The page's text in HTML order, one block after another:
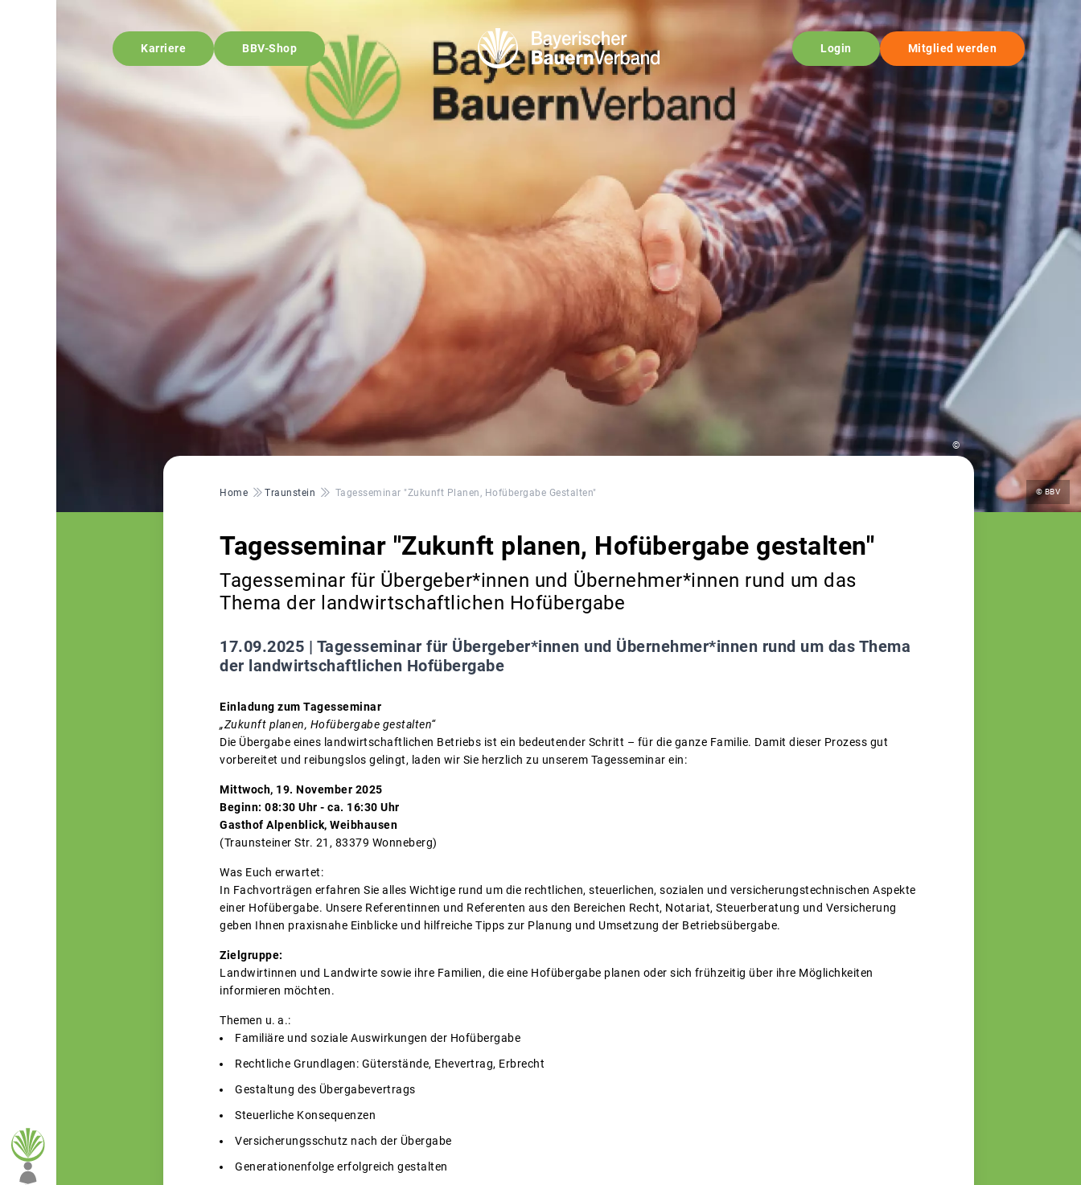
Karriere BBV-Shop Login Mitglied werden
© BBV
©
Pfadnavigation
Home Traunstein Tagesseminar "Zukunft Planen, Hofübergabe Gestalten"
Tagesseminar "Zukunft planen, Hofübergabe gestalten"
Tagesseminar für Übergeber*innen und Übernehmer*innen rund um das
Thema der landwirtschaftlichen Hofübergabe
17.09.2025 | Tagesseminar für Übergeber*innen und Übernehmer*innen rund um das Thema
der landwirtschaftlichen Hofübergabe
Einladung zum Tagesseminar
„Zukunft planen, Hofübergabe gestalten“
Die Übergabe eines landwirtschaftlichen Betriebs ist ein bedeutender Schritt – für die ganze Familie. Damit dieser Prozess gut
vorbereitet und reibungslos gelingt, laden wir Sie herzlich zu unserem Tagesseminar ein:
Mittwoch, 19. November 2025
Beginn: 08:30 Uhr - ca. 16:30 Uhr
Gasthof Alpenblick, Weibhausen
(Traunsteiner Str. 21, 83379 Wonneberg)
Was Euch erwartet:
In Fachvorträgen erfahren Sie alles Wichtige rund um die rechtlichen, steuerlichen, sozialen und versicherungstechnischen Aspekte
einer Hofübergabe. Unsere Referentinnen und Referenten aus den Bereichen Recht, Notariat, Steuerberatung und Versicherung
geben Ihnen praxisnahe Einblicke und hilfreiche Tipps zur Planung und Umsetzung der Betriebsübergabe.
Zielgruppe:
Landwirtinnen und Landwirte sowie ihre Familien, die eine Hofübergabe planen oder sich frühzeitig über ihre Möglichkeiten
informieren möchten.
Themen u. a.:
Familiäre und soziale Auswirkungen der Hofübergabe
Rechtliche Grundlagen: Güterstände, Ehevertrag, Erbrecht
Gestaltung des Übergabevertrags
Steuerliche Konsequenzen
Versicherungsschutz nach der Übergabe
Generationenfolge erfolgreich gestalten